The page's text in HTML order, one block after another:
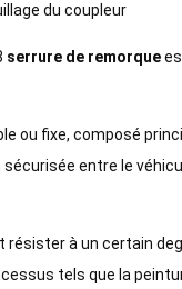
du coupleur
serrure de remorque
ou fixe, composé
entre le
résister à un certain
tels que la